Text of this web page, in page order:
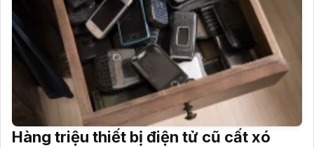
Hàng triệu thiết bị điện tử cũ cất xó